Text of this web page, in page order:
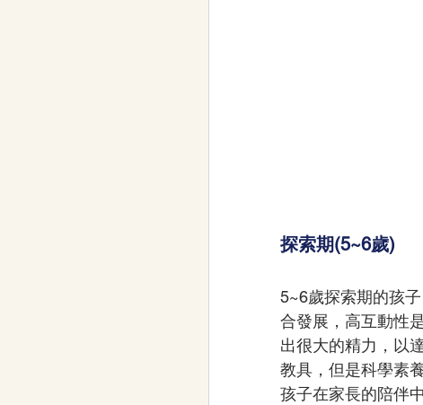
探索期(5~6歲)
5~6歲探索期的孩
合發展，高互動性
出很大的精力，以
教具，但是科學素
孩子在家長的陪伴